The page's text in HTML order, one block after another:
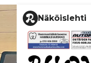
Näköislehti